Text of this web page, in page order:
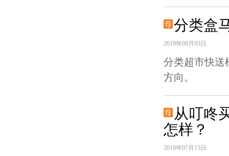
分类盒
2019年08月03日
分类超市快送
方向。
从叮咚
怎样？
2019年07月15日